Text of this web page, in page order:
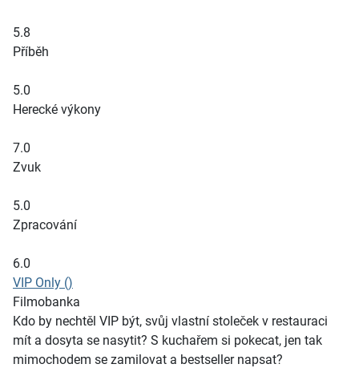
5.8
Příběh
5.0
Herecké výkony
7.0
Zvuk
5.0
Zpracování
6.0
VIP Only ()
Filmobanka
Kdo by nechtěl VIP být, svůj vlastní stoleček v restauraci
mít a dosyta se nasytit? S kuchařem si pokecat, jen tak
mimochodem se zamilovat a bestseller napsat?